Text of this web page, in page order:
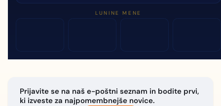
LUNINE MENE
Prijavite se na naš e-poštni seznam in bodite prvi,
ki izveste za najpomembnejše novice.